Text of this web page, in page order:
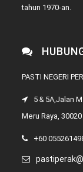
tahun 1970-an.
PASTI NEGERI
5 & 5A,Jalan
Meru Raya,
+60